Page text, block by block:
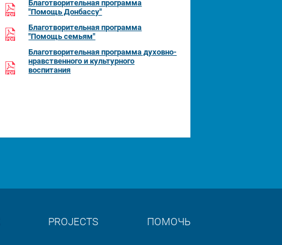
Благотворительная программа
"Помощь Донбассу"
Благотворительная программа
"Помощь семьям"
Благотворительная программа духовно-
нравственного и культурного
воспитания
PROJECTS ПОМОЧЬ